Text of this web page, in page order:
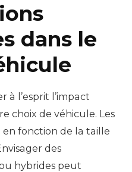
dans le
à l’esprit l’impact
choix de véhicule. Les
en fonction de la taille
des
hybrides peut